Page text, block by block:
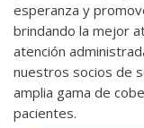
esperanza y
brindando la mejor
atención
nuestros socios de
amplia gama de
pacientes.